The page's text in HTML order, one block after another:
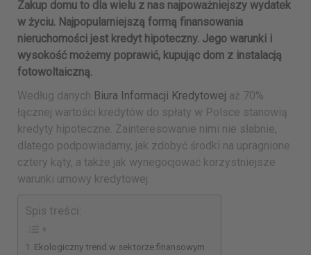
Zakup domu to dla wielu z nas najpoważniejszy wydatek
w życiu. Najpopularniejszą formą finansowania
nieruchomości jest kredyt hipoteczny. Jego warunki i
wysokość możemy poprawić, kupując dom z instalacją
fotowoltaiczną.
Według danych Biura Informacji Kredytowej aż 70%
łącznej wartości kredytów do spłaty w Polsce stanowią
kredyty hipoteczne. Zainteresowanie nimi nie słabnie,
dlatego podpowiadamy, jak zdobyć środki na upragnione
cztery kąty, a także jak wynegocjować korzystniejsze
warunki umowy kredytowej.
Spis treści:
Ekologiczny trend w sektorze finansowym